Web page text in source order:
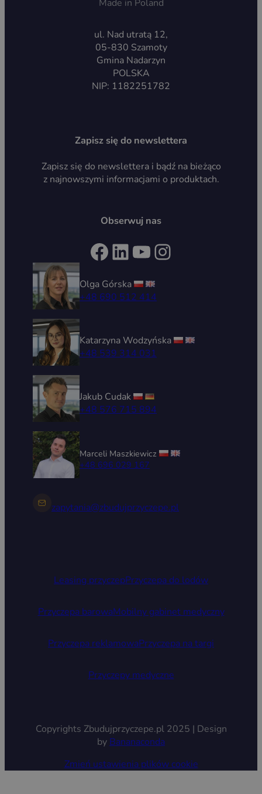
Made in Poland
ul. Nad utratą 12,
05-830 Szamoty
Gmina Nadarzyn
POLSKA
NIP: 1182251782
Zapisz się do newslettera
Zapisz się do newslettera i bądź na bieżąco
z najnowszymi informacjami o produktach.
Obserwuj nas
Facebook LinkedIn YouTube Instagram
Olga Górska
+48 690 512 414
Katarzyna Wodzyńska
+48 539 314 031
Jakub Cudak
+48 576 715 894
Marceli Maszkiewicz
+48 696 029 167
zapytania@zbudujprzyczepe.pl
Leasing przyczepPrzyczepa do lodów
Przyczepa barowaMobilny gabinet medyczny
Przyczepa reklamowaPrzyczepa na targi
Przyczepy medyczne
Copyrights Zbudujprzyczepe.pl 2025 | Design
by Bananaconda
Zmień ustawienia plików cookie